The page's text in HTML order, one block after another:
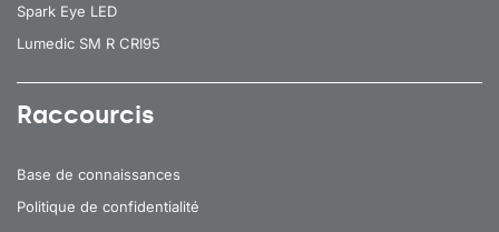
Spark Eye LED
Lumedic SM R CRI95
Raccourcis
Base de connaissances
Politique de confidentialité